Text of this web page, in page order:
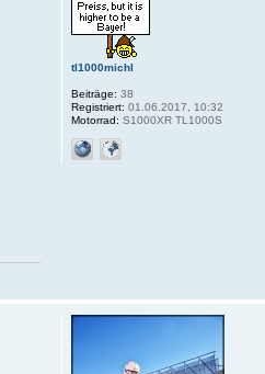
tl1000michl
Beiträge: 38
Registriert: 01.06.2017, 10:32
Motorrad: S1000XR TL1000S